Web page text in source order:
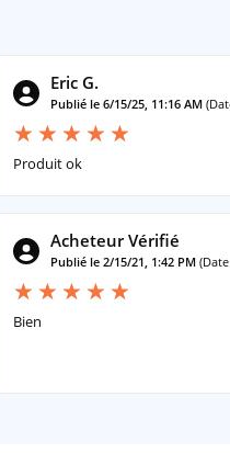
Eric G.
Publié le 6/15/25, 11:16 AM
Produit ok
Acheteur Vérifié
Publié le 2/15/21, 1:42 PM
Bien